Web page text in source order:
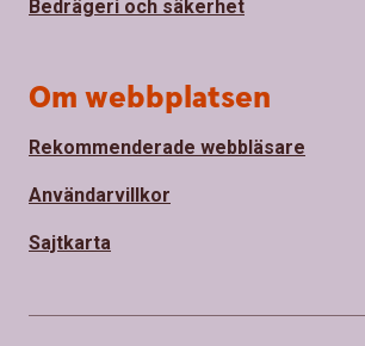
Bedrägeri och säkerhet
Om webbplatsen
Rekommenderade webbläsare
Användarvillkor
Sajtkarta